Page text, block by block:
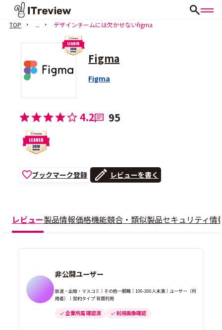
TOP ... デザインチームには欠かせないfigma
Figma
Figma
4.2 95
ブックマーク登録 レビューを書く
レビュー製品情報価格機能競合・類似製品セキュリティ情
非公開ユーザー
放送・出版・マスコミ｜その他一般職｜100-300人未満｜ユーザー（利
用者）｜契約タイプ 有償利用
企業所属 確認済 利用画像確認